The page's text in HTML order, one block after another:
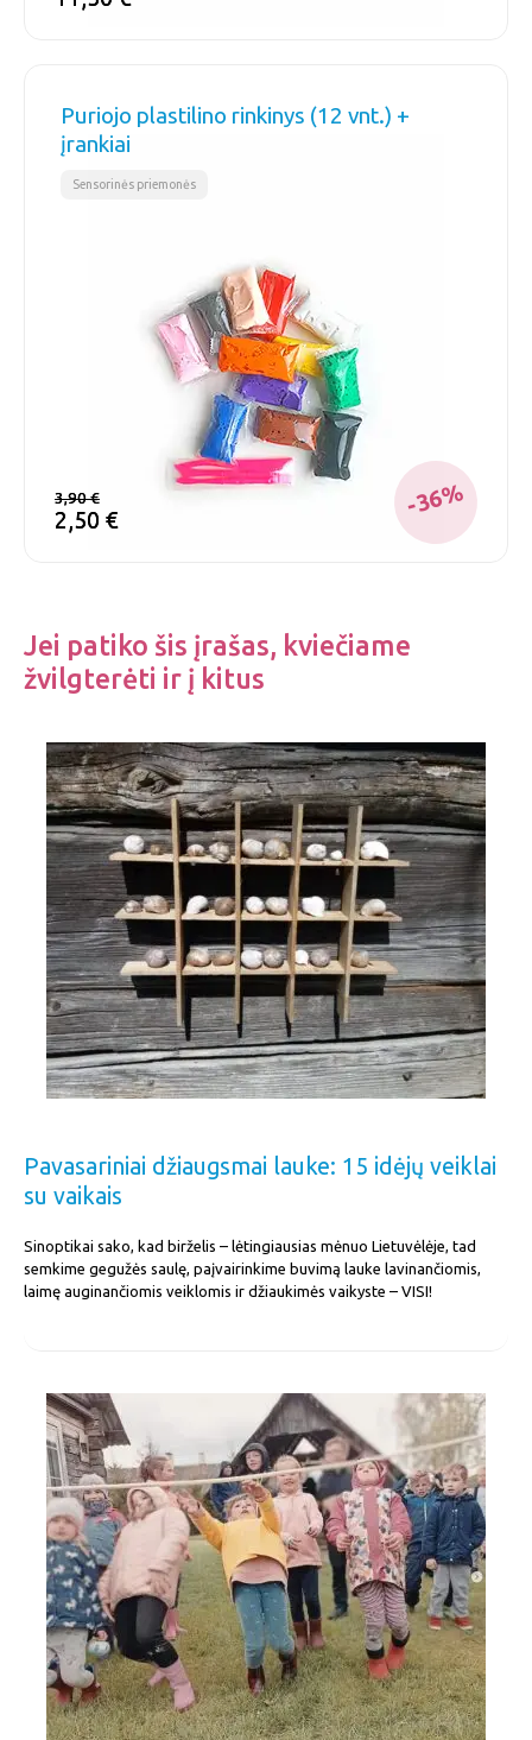
Puriojo plastilino rinkinys (12 vnt.) +
įrankiai
Sensorinės priemonės
3,90€
2,50 €
-36%
3,90€
2,50 €
Jei patiko šis įrašas, kviečiame
žvilgterėti ir į kitus
Pavasariniai džiaugsmai lauke: 15 idėjų veiklai
su vaikais
Sinoptikai sako, kad birželis – lėtingiausias mėnuo Lietuvėlėje, tad
semkime gegužės saulę, paįvairinkime buvimą lauke lavinančiomis,
laimę auginančiomis veiklomis ir džiaukimės vaikyste – VISI!